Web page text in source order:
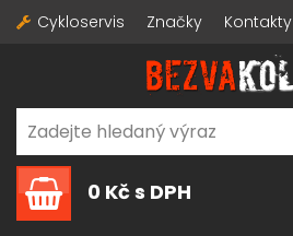
Cykloservis Značky Kontakty
0 Kčs DPH